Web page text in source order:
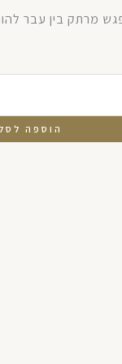
מרתק בין עבר
הוספה